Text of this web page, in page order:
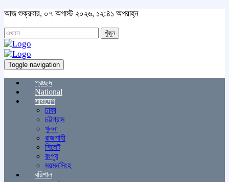
আজ শুক্রবার, ০৭ অগাস্ট ২০২৬, ১২:৪১ অপরাহ্ন
খুঁজুন
Toggle navigation
প্রচ্ছদ
National
সারাদেশ
ঢাকা
চট্টগ্রাম
খুলনা
রাজশাহী
সিলেট
রংপুর
ময়মনসিংহ
বরিশাল